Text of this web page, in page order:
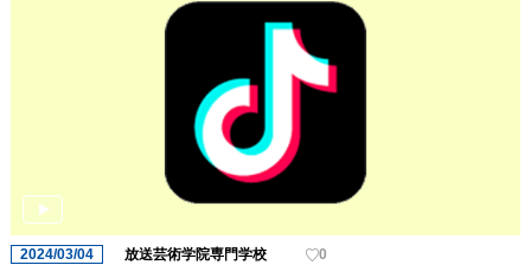
2024/03/04 放送芸術学院専門学校
0